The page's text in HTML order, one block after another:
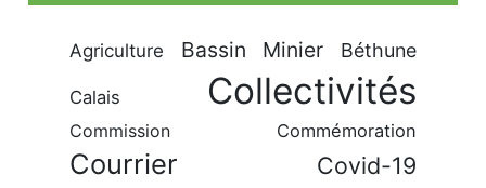
Agriculture Bassin Minier Béthune
Calais Collectivités
Commission Commémoration
Courrier Covid-19